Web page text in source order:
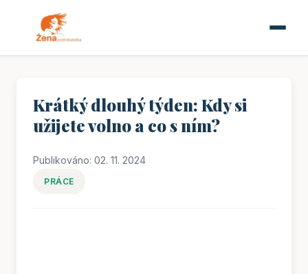
Krátký dlouhý týden: Kdy si
užijete volno a co s ním?
Publikováno: 02. 11. 2024
PRÁCE